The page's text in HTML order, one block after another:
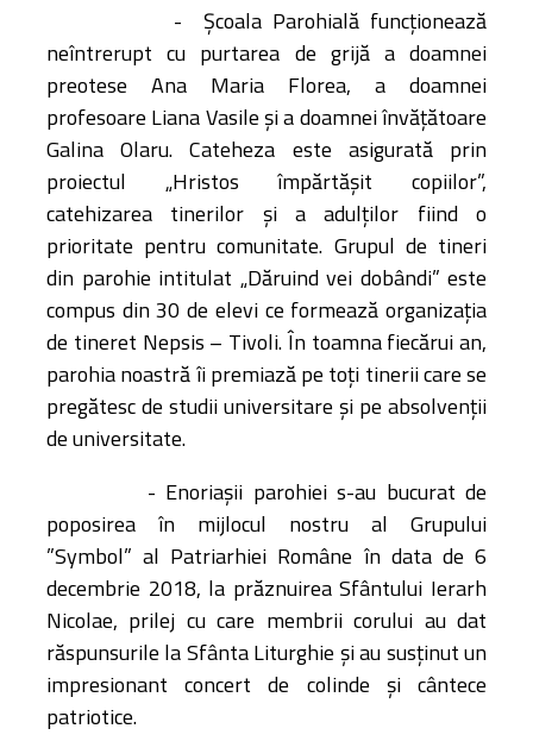
-
Școala Parohială funcționează
neîntrerupt cu purtarea de grijă a doamnei
preotese Ana Maria Florea, a doamnei
profesoare Liana Vasile și a doamnei învățătoare
Galina Olaru. Cateheza este asigurată prin
proiectul „Hristos împărtăşit copiilor”,
catehizarea tinerilor şi a adulţilor fiind o
prioritate pentru comunitate. Grupul de tineri
din parohie intitulat „Dăruind vei dobândi” este
compus din 30 de elevi ce formează organizația
de tineret Nepsis – Tivoli. În toamna fiecărui an,
parohia noastră îi premiază pe toți tinerii care se
pregătesc de studii universitare și pe absolvenții
de universitate.
- Enoriașii parohiei s-au bucurat de
poposirea în mijlocul nostru al Grupului
”Symbol” al Patriarhiei Române în data de 6
decembrie 2018, la prăznuirea Sfântului Ierarh
Nicolae, prilej cu care membrii corului au dat
răspunsurile la Sfânta Liturghie și au susținut un
impresionant concert de colinde și cântece
patriotice.